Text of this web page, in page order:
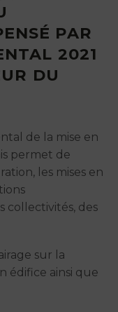
PAR
2021
DU
de la mise en
permet de
les mises en
collectivités, des
sur la
édifice ainsi que